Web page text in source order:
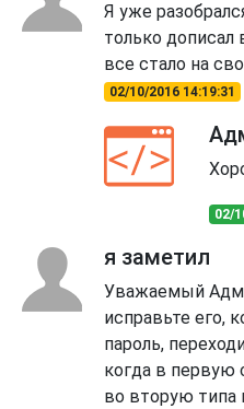
Я уже
только дописал
все стало на
02/10/2016 14:19:31
02/
я заметил
Уважаемый
исправьте его,
пароль,
когда в первую
во вторую типа